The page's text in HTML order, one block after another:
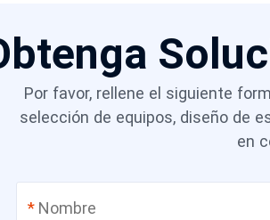
Por favor, rellene el siguiente
selección de equipos, diseño de
en
*